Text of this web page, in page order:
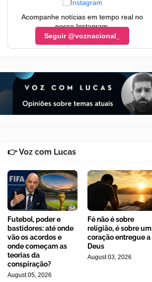
Acompanhe notícias em tempo real no
nosso Instagram.
Seguir @voznacional_
👉 Voz com Lucas
Futebol, poder e
bastidores: até onde
vão os acordos e
onde começam as
teorias da
conspiração?
August 05, 2026
Fé não é sobre
religião, é sobre um
coração entregue a
Deus
August 03, 2026